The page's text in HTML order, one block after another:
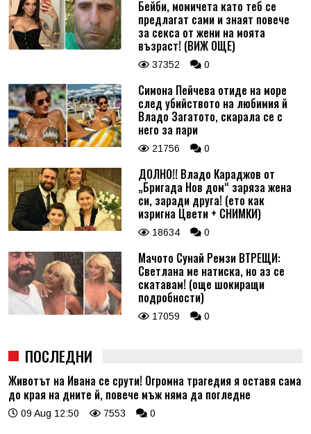
Бейби, момичета като теб се
предлагат сами и знаят повече
за секса от жени на моята
възраст! (ВИЖ ОЩЕ)
37352 0
Симона Пейчева отиде на море
след убийството на любимия й
Владо Загатото, скарала се с
него за пари
21756 0
ДОЛНО!! Владо Караджов от
„Бригада Нов дом“ заряза жена
си, заради друга! (ето как
изригна Цвети + СНИМКИ)
18634 0
Мачото Сунай Ремзи ВТРЕЩИ:
Светлана ме натиска, но аз се
скатавам! (още шокиращи
подробности)
17059 0
ПОСЛЕДНИ
Животът на Ивана се срути! Огромна трагедия я оставя сама
до края на дните й, повече мъж няма да погледне
09 Aug 12:50 7553 0